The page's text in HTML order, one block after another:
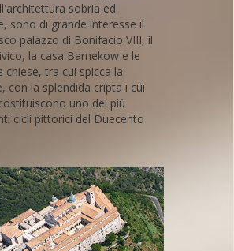
sobria ed
sono di grande interesse il
palazzo di Bonifacio VIII, il
la casa Barnekow e le
chiese, tra cui spicca la
con la splendida cripta i cui
uno dei più
cicli pittorici del Duecento